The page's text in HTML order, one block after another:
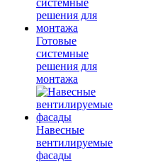
Готовые
системные
решения для
монтажа
Навесные
вентилируемые
фасады